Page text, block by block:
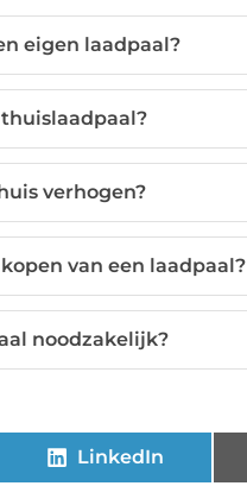
eigen laadpaal?
verhogen?
van een laadpaal?
noodzakelijk?
LinkedIn